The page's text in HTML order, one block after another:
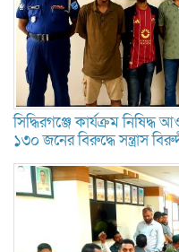
সিদ্ধিরগঞ্জে কার্যক্রম
১৩০ জনের বিরুদ্ধে সন্ত্রাস